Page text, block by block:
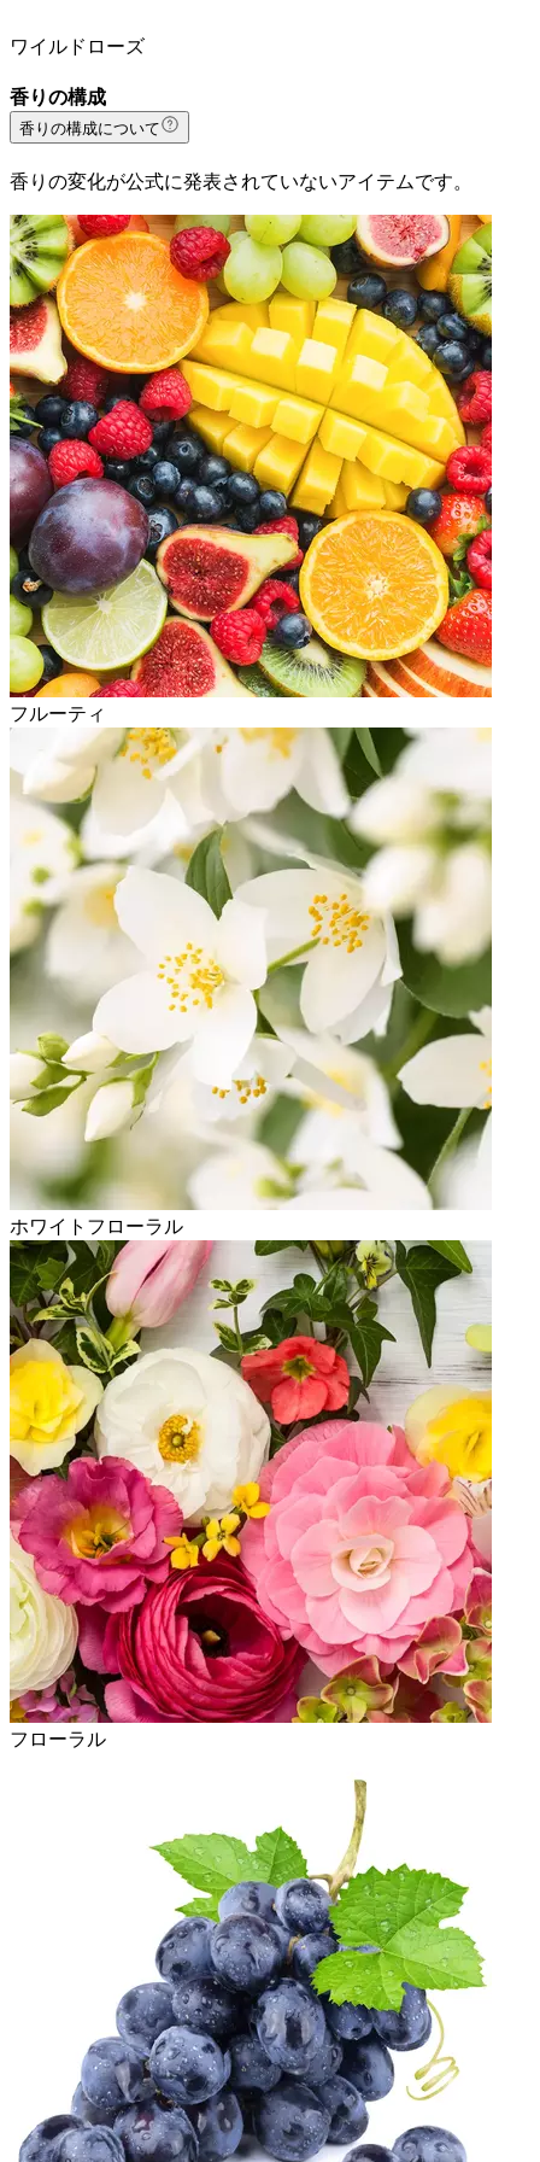
ワイルドローズ
香りの構成
香りの構成について
香りの変化が公式に発表されていないアイテムです。
フルーティ
ホワイトフローラル
フローラル